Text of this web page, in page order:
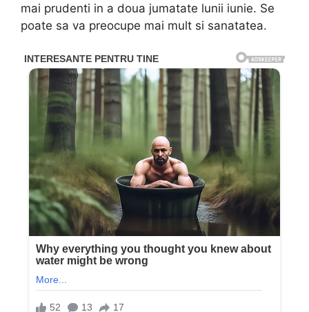
mai prudenti in a doua jumatate lunii iunie. Se
poate sa va preocupe mai mult si sanatatea.